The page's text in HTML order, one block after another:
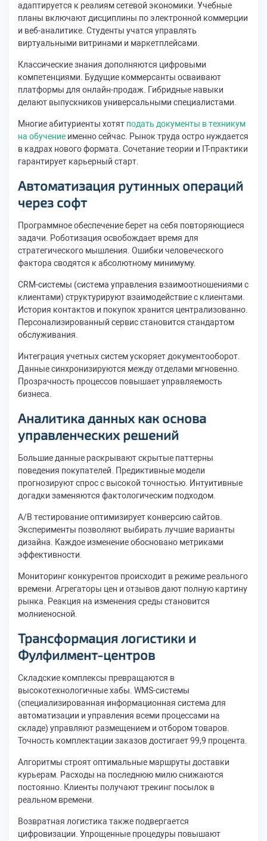
адаптируется к реалиям сетевой экономики. Учебные
планы включают дисциплины по электронной коммерции
и веб-аналитике. Студенты учатся управлять
виртуальными витринами и маркетплейсами.
Классические знания дополняются цифровыми
компетенциями. Будущие коммерсанты осваивают
платформы для онлайн-продаж. Гибридные навыки
делают выпускников универсальными специалистами.
Многие абитуриенты хотят подать документы в техникум
на обучение именно сейчас. Рынок труда остро нуждается
в кадрах нового формата. Сочетание теории и IT-практики
гарантирует карьерный старт.
Автоматизация рутинных операций
через софт
Программное обеспечение берет на себя повторяющиеся
задачи. Роботизация освобождает время для
стратегического мышления. Ошибки человеческого
фактора сводятся к абсолютному минимуму.
CRM-системы (система управления взаимоотношениями с
клиентами) структурируют взаимодействие с клиентами.
История контактов и покупок хранится централизованно.
Персонализированный сервис становится стандартом
обслуживания.
Интеграция учетных систем ускоряет документооборот.
Данные синхронизируются между отделами мгновенно.
Прозрачность процессов повышает управляемость
бизнеса.
Аналитика данных как основа
управленческих решений
Большие данные раскрывают скрытые паттерны
поведения покупателей. Предиктивные модели
прогнозируют спрос с высокой точностью. Интуитивные
догадки заменяются фактологическим подходом.
A/B тестирование оптимизирует конверсию сайтов.
Эксперименты позволяют выбирать лучшие варианты
дизайна. Каждое изменение обосновано метриками
эффективности.
Мониторинг конкурентов происходит в режиме реального
времени. Агрегаторы цен и отзывов дают полную картину
рынка. Реакция на изменения среды становится
молниеносной.
Трансформация логистики и
Фулфилмент-центров
Складские комплексы превращаются в
высокотехнологичные хабы. WMS-системы
(специализированная информационная система для
автоматизации и управления всеми процессами на
складе) управляют размещением и отбором товаров.
Точность комплектации заказов достигает 99,9 процента.
Алгоритмы строят оптимальные маршруты доставки
курьерам. Расходы на последнюю милю снижаются
постоянно. Клиенты получают трекинг посылок в
реальном времени.
Возвратная логистика также подвергается
цифровизации. Упрощенные процедуры повышают